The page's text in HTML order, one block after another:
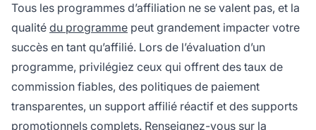
Tous les programmes d’affiliation ne se valent pas, et la
qualité du programme peut grandement impacter votre
succès en tant qu’affilié. Lors de l’évaluation d’un
programme, privilégiez ceux qui offrent des taux de
commission fiables, des politiques de paiement
transparentes, un support affilié réactif et des supports
promotionnels complets. Renseignez-vous sur la